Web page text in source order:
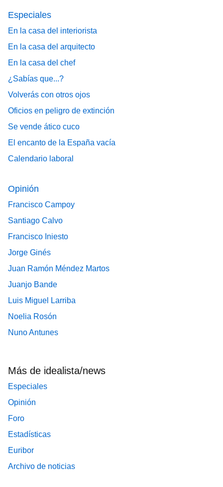
Especiales
En la casa del interiorista
En la casa del arquitecto
En la casa del chef
¿Sabías que...?
Volverás con otros ojos
Oficios en peligro de extinción
Se vende ático cuco
El encanto de la España vacía
Calendario laboral
Opinión
Francisco Campoy
Santiago Calvo
Francisco Iniesto
Jorge Ginés
Juan Ramón Méndez Martos
Juanjo Bande
Luis Miguel Larriba
Noelia Rosón
Nuno Antunes
Más de idealista/news
Especiales
Opinión
Foro
Estadísticas
Euribor
Archivo de noticias